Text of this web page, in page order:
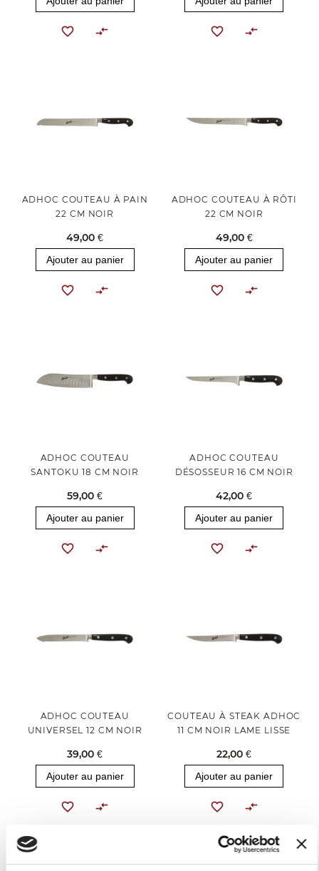
ADHOC COUTEAU À PAIN
22 CM NOIR
49,00 €
Ajouter au panier
ADHOC COUTEAU À RÔTI
22 CM NOIR
49,00 €
Ajouter au panier
ADHOC COUTEAU
SANTOKU 18 CM NOIR
59,00 €
Ajouter au panier
ADHOC COUTEAU
DÉSOSSEUR 16 CM NOIR
42,00 €
Ajouter au panier
ADHOC COUTEAU
UNIVERSEL 12 CM NOIR
39,00 €
Ajouter au panier
COUTEAU À STEAK ADHOC
11 CM NOIR LAME LISSE
22,00 €
Ajouter au panier